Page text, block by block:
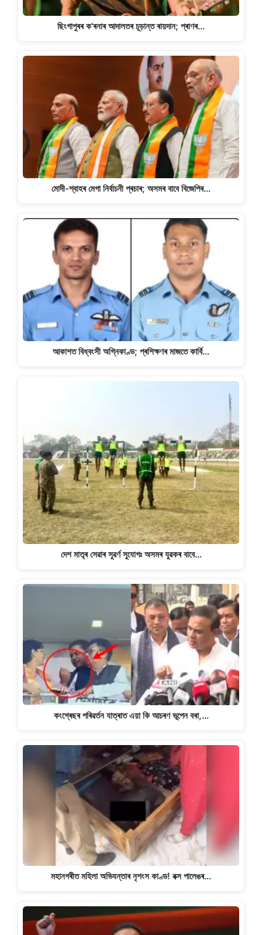
ছিংগাপুৰৰ ক'ৰনাৰ আদালতৰ চূড়ান্ত ৰায়দান; প্ৰাণৰ…
মোদী-শ্বাহৰ মেগা নিৰ্বাচনী প্ৰচাৰ; অসমৰ বাবে বিজেপিৰ…
আকাশত বিধ্বংসী অগ্নিকাণ্ড; প্ৰশিক্ষণৰ মাজতে কাৰ্বি…
দেশ মাতৃৰ সেৱাৰ সুৱৰ্ণ সুযোগঃ অসমৰ যুৱকৰ বাবে…
কংগ্ৰেছৰ পৰিৱৰ্তন যাত্ৰাত এয়া কি আচৰণ ভূপেন বৰা,…
মহানগৰীত মহিলা অভিযন্তাৰ নৃশংস কাণ্ড! বক্স পালেঙৰ…